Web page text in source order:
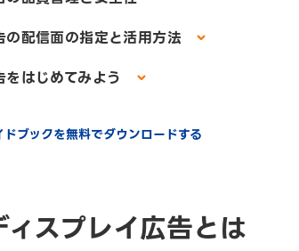
配信面の指定と活用方法
はじめてみよう
ブックを無料でダウンロードする
スプレイ広告とは